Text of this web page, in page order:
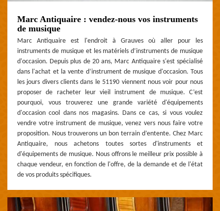
Marc Antiquaire : vendez-nous vos instruments
de musique
Marc Antiquaire est l'endroit à Grauves où aller pour les
instruments de musique et les matériels d’instruments de musique
d'occasion. Depuis plus de 20 ans, Marc Antiquaire s'est spécialisé
dans l'achat et la vente d’instrument de musique d'occasion. Tous
les jours divers clients dans le 51190 viennent nous voir pour nous
proposer de racheter leur vieil instrument de musique. C’est
pourquoi, vous trouverez une grande variété d'équipements
d'occasion cool dans nos magasins. Dans ce cas, si vous voulez
vendre votre instrument de musique, venez vers nous faire votre
proposition. Nous trouverons un bon terrain d’entente. Chez Marc
Antiquaire, nous achetons toutes sortes d'instruments et
d'équipements de musique. Nous offrons le meilleur prix possible à
chaque vendeur, en fonction de l'offre, de la demande et de l'état
de vos produits spécifiques.